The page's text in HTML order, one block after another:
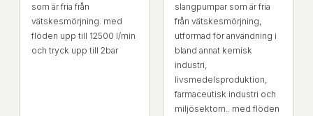
som är fria från
vätskesmörjning. med
flöden upp till 12500 l/min
och tryck upp till 2bar
slangpumpar som är fria
från vätskesmörjning,
utformad för användning i
bland annat kemisk
industri,
livsmedelsproduktion,
farmaceutisk industri och
miljösektorn.. med flöden